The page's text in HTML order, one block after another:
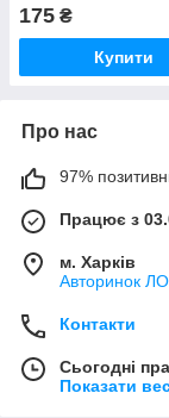
175 ₴
Купити
Про нас
97%
Працює з
м. Харків
Авторинок
Контакти
Сьогодні
Показати